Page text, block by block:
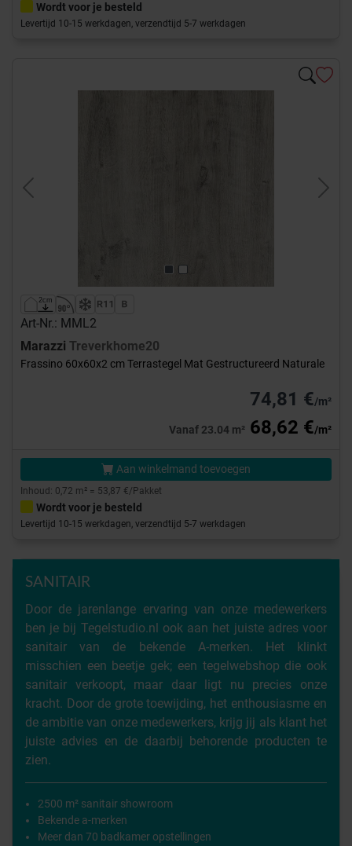
Wordt voor je besteld
Levertijd 10-15 werkdagen, verzendtijd 5-7 werkdagen
Previous Next
Art-Nr.: MML2
Marazzi Treverkhome20
Frassino 60x60x2 cm Terrastegel Mat Gestructureerd Naturale
74,81 €/m²
Vanaf 23.04 m² 68,62 €/m²
Aan winkelmand toevoegen
Inhoud: 0,72 m² = 53,87 €/Pakket
Wordt voor je besteld
Levertijd 10-15 werkdagen, verzendtijd 5-7 werkdagen
SANITAIR
Door de jarenlange ervaring van onze medewerkers
ben je bij Tegelstudio.nl ook aan het juiste adres voor
sanitair van de bekende A-merken. Het klinkt
misschien een beetje gek; een tegelwebshop die ook
sanitair verkoopt, maar daar ligt nu precies onze
kracht. Door de grote toewijding, het enthousiasme en
de ambitie van onze medewerkers, krijg jij als klant het
juiste advies en de daarbij behorende producten te
zien.
2500 m² sanitair showroom
Bekende a-merken
Meer dan 70 badkamer opstellingen